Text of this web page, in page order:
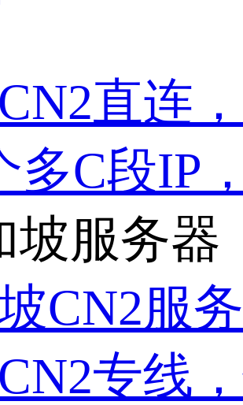
直连
多C段IP
坡服务器
CN2服
专线